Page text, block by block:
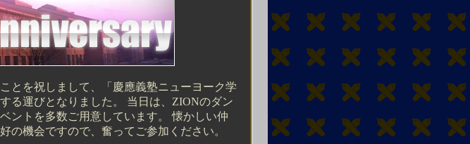
とを祝しまして、「慶應義塾ニューヨーク学
る運びとなりました。 当日は、ZIONのダン
ントを多数ご用意しています。 懐かしい仲
の機会ですので、奮ってご参加ください。